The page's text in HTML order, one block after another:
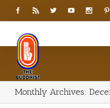
Monthly Archives: